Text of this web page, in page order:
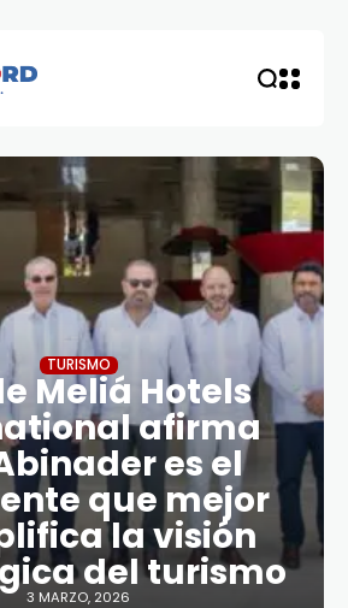
TURISMO
Meliá Hotels
afirma
es el
que mejor
la visión
del turismo
3 MARZO, 2026